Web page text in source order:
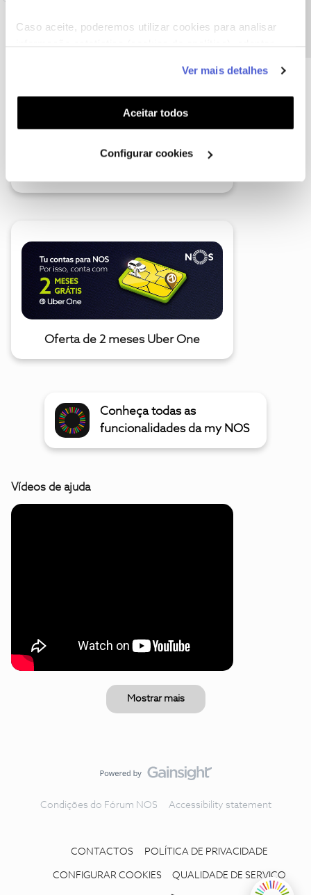
Caso aceite, poderemos utilizar cookies para analisar
funcionalidades (cookies de personalização e
funcionalidade) e adaptar anúncios aos seus interesses
(cookies de publicidade personalizada). Pode gerir a
utilização dos cookies clicando em "Configurar
Ver mais detalhes
Aceitar todos
Configurar cookies
Oferta de 2 meses Uber One
Conheça todas as
funcionalidades da my NOS
Vídeos de ajuda
Mostrar mais
Condições do Fórum NOS Accessibility statement
CONTACTOS POLÍTICA DE PRIVACIDADE
CONFIGURAR COOKIES QUALIDADE DE SERVIÇO